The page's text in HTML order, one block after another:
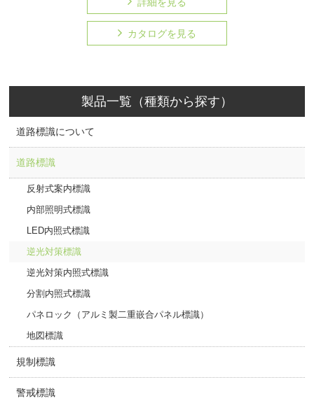
カタログを見る
製品一覧（種類から探す）
道路標識について
道路標識
反射式案内標識
内部照明式標識
LED内照式標識
逆光対策標識
逆光対策内照式標識
分割内照式標識
パネロック（アルミ製二重嵌合パネル標識）
地図標識
規制標識
警戒標識